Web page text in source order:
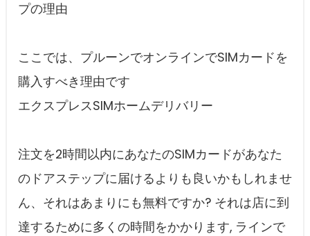
プの理由
ここでは、プルーンでオンラインでSIMカードを
購入すべき理由です
エクスプレスSIMホームデリバリー
注文を2時間以内にあなたのSIMカードがあなた
のドアステップに届けるよりも良いかもしれませ
ん、それはあまりにも無料ですか? それは店に到
達するために多くの時間をかかります, ラインで